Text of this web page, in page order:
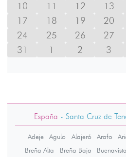
10
11 12 13
17
18 19 20
24
25 26 27
31
1 2 3
España - Santa Cruz de
Adeje Agulo Alajeró Arafo
Breña Alta
Breña Baja